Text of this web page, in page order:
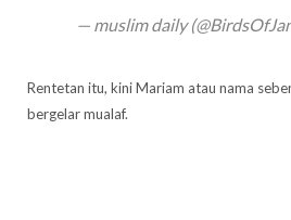
— muslim daily
Rentetan itu, kini Mariam atau nama
bergelar mualaf.